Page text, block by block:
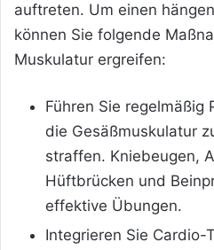
auftreten. Um einen
können Sie folgende
Muskulatur ergreifen:
Führen Sie regelmäßig
die Gesäßmuskulatur
straffen. Kniebeugen,
Hüftbrücken und
effektive Übungen.
Integrieren Sie Cardio-